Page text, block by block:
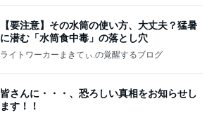
【要注意】その水筒の使い方、大丈夫？猛暑
に潜む「水筒食中毒」の落とし穴
ライトワーカーまきてぃ.の覚醒するブログ
皆さんに・・・、恐ろしい真相をお知らせし
ます！！